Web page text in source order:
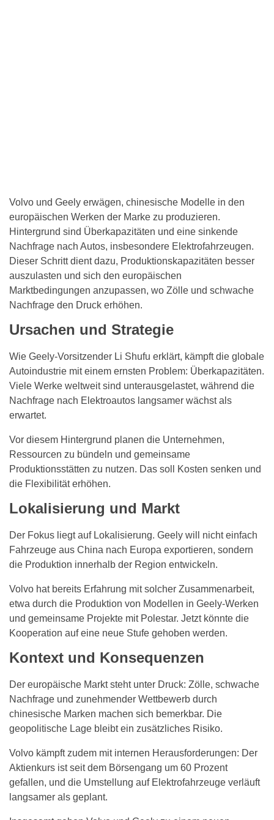
Volvo und Geely erwägen, chinesische Modelle in den
europäischen Werken der Marke zu produzieren.
Hintergrund sind Überkapazitäten und eine sinkende
Nachfrage nach Autos, insbesondere Elektrofahrzeugen.
Dieser Schritt dient dazu, Produktionskapazitäten besser
auszulasten und sich den europäischen
Marktbedingungen anzupassen, wo Zölle und schwache
Nachfrage den Druck erhöhen.
Ursachen und Strategie
Wie Geely-Vorsitzender Li Shufu erklärt, kämpft die globale
Autoindustrie mit einem ernsten Problem: Überkapazitäten.
Viele Werke weltweit sind unterausgelastet, während die
Nachfrage nach Elektroautos langsamer wächst als
erwartet.
Vor diesem Hintergrund planen die Unternehmen,
Ressourcen zu bündeln und gemeinsame
Produktionsstätten zu nutzen. Das soll Kosten senken und
die Flexibilität erhöhen.
Lokalisierung und Markt
Der Fokus liegt auf Lokalisierung. Geely will nicht einfach
Fahrzeuge aus China nach Europa exportieren, sondern
die Produktion innerhalb der Region entwickeln.
Volvo hat bereits Erfahrung mit solcher Zusammenarbeit,
etwa durch die Produktion von Modellen in Geely-Werken
und gemeinsame Projekte mit Polestar. Jetzt könnte die
Kooperation auf eine neue Stufe gehoben werden.
Kontext und Konsequenzen
Der europäische Markt steht unter Druck: Zölle, schwache
Nachfrage und zunehmender Wettbewerb durch
chinesische Marken machen sich bemerkbar. Die
geopolitische Lage bleibt ein zusätzliches Risiko.
Volvo kämpft zudem mit internen Herausforderungen: Der
Aktienkurs ist seit dem Börsengang um 60 Prozent
gefallen, und die Umstellung auf Elektrofahrzeuge verläuft
langsamer als geplant.